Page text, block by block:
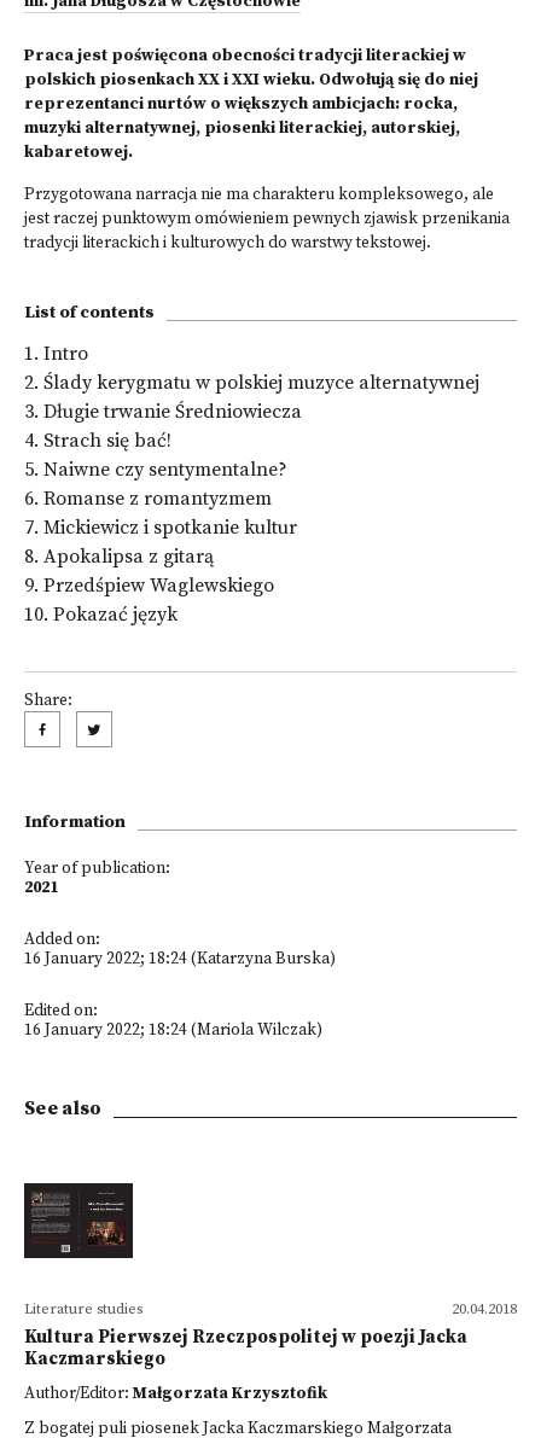
Praca jest poświęcona obecności tradycji literackiej w
polskich piosenkach XX i XXI wieku. Odwołują się do niej
reprezentanci nurtów o większych ambicjach: rocka,
muzyki alternatywnej, piosenki literackiej, autorskiej,
kabaretowej.
Przygotowana narracja nie ma charakteru kompleksowego, ale
jest raczej punktowym omówieniem pewnych zjawisk przenikania
tradycji literackich i kulturowych do warstwy tekstowej.
List of contents
1. Intro
2. Ślady kerygmatu w polskiej muzyce alternatywnej
3. Długie trwanie Średniowiecza
4. Strach się bać!
5. Naiwne czy sentymentalne?
6. Romanse z romantyzmem
7. Mickiewicz i spotkanie kultur
8. Apokalipsa z gitarą
9. Przedśpiew Waglewskiego
10. Pokazać język
Share:
Information
Year of publication:
2021
Added on:
16 January 2022; 18:24 (Katarzyna Burska)
Edited on:
16 January 2022; 18:24 (Mariola Wilczak)
See also
20.04.2018
Literature studies
Kultura Pierwszej Rzeczpospolitej w poezji Jacka
Kaczmarskiego
Author/Editor:Małgorzata Krzysztofik
Z bogatej puli piosenek Jacka Kaczmarskiego Małgorzata